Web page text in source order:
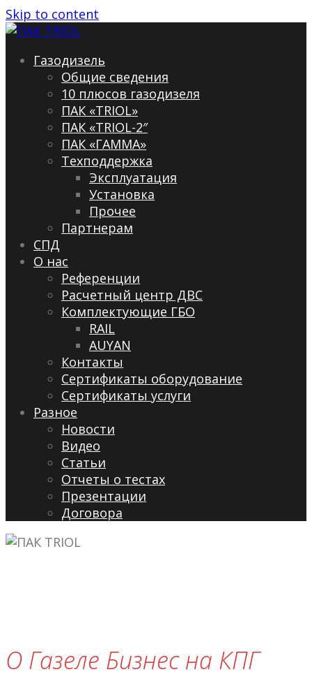
Skip to content
Газодизель
Общие сведения
10 плюсов газодизеля
ПАК «TRIOL»
ПАК «TRIOL-2″
ПАК «ГАММА»
Техподдержка
Эксплуатация
Установка
Прочее
Партнерам
СПД
О нас
Референции
Расчетный центр ДВС
Комплектующие ГБО
RAIL
AUYAN
Контакты
Сертификаты оборудование
Сертификаты услуги
Разное
Новости
Видео
Cтатьи
Отчеты о тестах
Презентации
Договора
О Газеле Бизнес на КПГ